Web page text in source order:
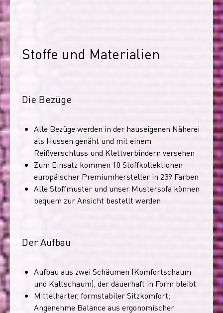
Stoffe und Materialien
Die Bezüge
Alle Bezüge werden in der hauseigenen Näherei
als Hussen genäht und mit einem
Reißverschluss und Klettverbindern versehen
Zum Einsatz kommen 10 Stoffkollektionen
europäischer Premiumhersteller in 239 Farben
Alle Stoffmuster und unser Mustersofa können
bequem zur Ansicht bestellt werden
Der Aufbau
Aufbau aus zwei Schäumen (Komfortschaum
und Kaltschaum), der dauerhaft in Form bleibt
Mittelharter, formstabiler Sitzkomfort:
Angenehme Balance aus ergonomischer